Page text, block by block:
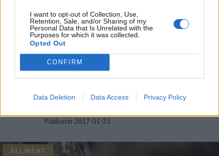
I want to opt-out of Collection, Use,
Retention, Sale, and/or Sharing of my
Personal Data that Is Unrelated with the
Purposes for which it was collected.
Opted Out
CONFIRM
Data Deletion Data Access Privacy Policy
ALLMÄNT
bryggeri
Publicerat 2017-01-23
ALLMÄNT